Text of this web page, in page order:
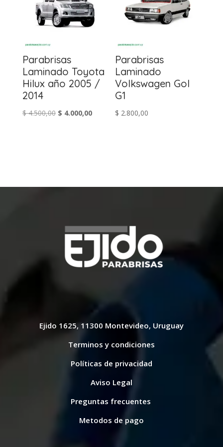
Parabrisas
Laminado Toyota
Hilux año 2005 /
2014
$4.500,00 El
$ 4.000,00El
Parabrisas
Laminado
Volkswagen Gol
G1
$ 2.800,00
Ejido 1625, 11300 Montevideo, Uruguay
Terminos y condiciones
Políticas de privacidad
Aviso Legal
Preguntas frecuentes
Metodos de pago